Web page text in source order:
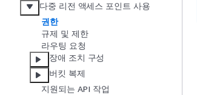
다중 리전 액세스 포인트 사용
권한
규제 및 제한
라우팅 요청
장애 조치 구성
버킷 복제
지원되는 API 작업